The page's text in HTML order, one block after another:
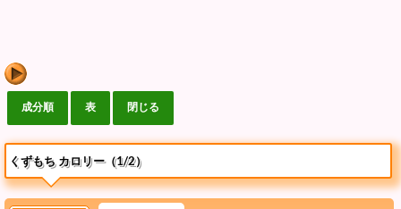
くずもち カロリー（1/2）